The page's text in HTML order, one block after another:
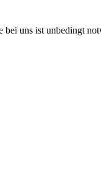
bei uns ist unbedingt